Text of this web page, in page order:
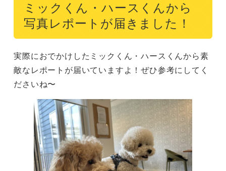
ミックくん・ハースくんから
写真レポートが届きました！
実際におでかけしたミックくん・ハースくんから素
敵なレポートが届いていますよ！ぜひ参考にしてく